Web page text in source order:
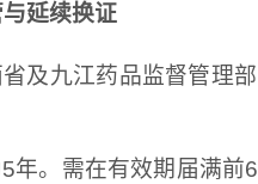
延续换证
九江药品监督管理部
。需在有效期届满前6